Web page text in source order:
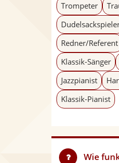
Trompeter
Redner/Referent
Klassik-Sänger
Jazzpianist
Klassik-Pianist
Wie